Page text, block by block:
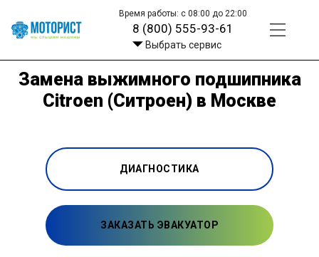
Время работы: с 08:00 до 22:00
8 (800) 555-93-61
Выбрать сервис
Замена выжимного подшипника
Citroen (Ситроен) в Москве
ДИАГНОСТИКА
ЗАКАЗАТЬ ЭВАКУАТОР